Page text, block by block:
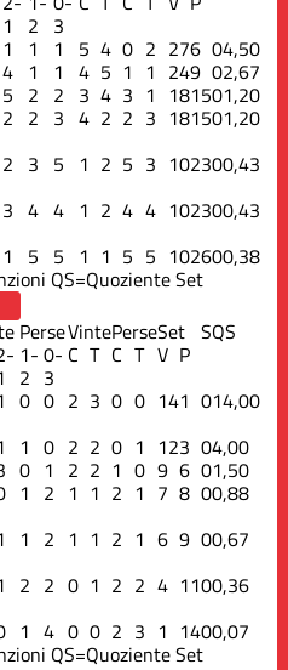
1 2 3
1 1 1 5 4 0 2 276 04,50
4 1 1 4 5 1 1 249 02,67
5 2 2 3 4 3 1 181501,20
2 2 3 4 2 2 3 181501,20
2 3 5 1 2 5 3 102300,43
3 4 4 1 2 4 4 102300,43
1 5 5 1 1 5 5 102600,38
QS=Quoziente Set
PerseVintePerseSet SQS
1-
2
0-
3
C T C T V P
0 0 2 3 0 0 141 014,00
1 0 2 2 0 1 123 04,00
0 1 2 2 1 0 9 6 01,50
1 2 1 1 2 1 7 8 00,88
1 2 1 1 2 1 6 9 00,67
2 2 0 1 2 2 4 1100,36
1 4 0 0 2 3 1 1400,07
QS=Quoziente Set